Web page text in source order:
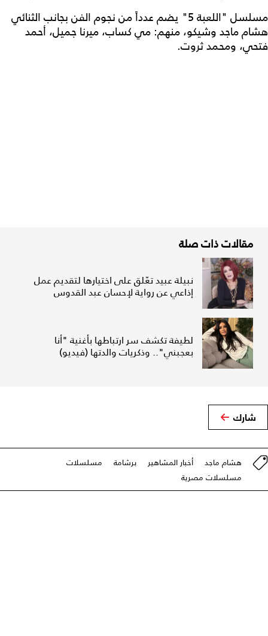
مسلسل "اللعبة 5" يضم عدداً من نجوم الفن بجانب الثنائي
هشام ماجد وشيكو، منهم: مي كساب، ميرنا جميل، أحمد
فتحي، ومحمد ثروت.
مقالات ذات صلة
نبيلة عبيد تعّلق على اختيارها لتقديم عمل
إذاعي عن رواية لإحسان عبد القدوس
لطيفة تكشف سر ارتباطها بأغنية "أنا
بعجبني".. وذكريات والدتها (فيديو)
شارك
هشام ماجد أخبار المشاهير برشامة
مسلسلات
مسلسلات مصرية